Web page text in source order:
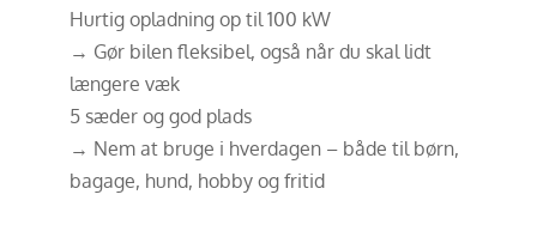
Hurtig opladning op til 100 kW
→ Gør bilen fleksibel, også når du skal lidt
længere væk
5 sæder og god plads
→ Nem at bruge i hverdagen – både til børn,
bagage, hund, hobby og fritid